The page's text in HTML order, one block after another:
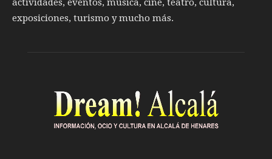
exposiciones, turismo y mucho más.